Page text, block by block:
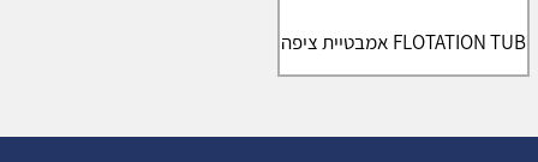
FLOTATION TUB אמבטיית ציפה